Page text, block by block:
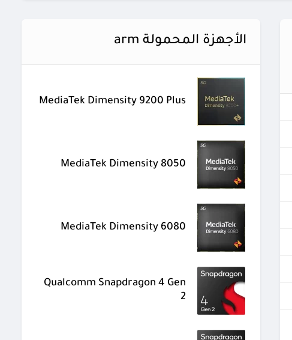
الأجهزة المحمولة arm
MediaTek Dimensity 9200 Plus
MediaTek Dimensity 8050
MediaTek Dimensity 6080
Qualcomm Snapdragon 4 Gen
2